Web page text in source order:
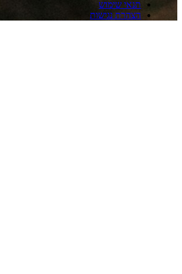
שימוש
נגישות